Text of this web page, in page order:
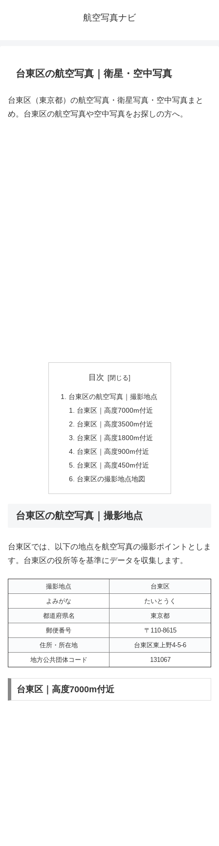
航空写真ナビ
台東区の航空写真｜衛星・空中写真
台東区（東京都）の航空写真・衛星写真・空中写真まと
め。台東区の航空写真や空中写真をお探しの方へ。
目次
台東区の航空写真｜撮影地点
台東区｜高度7000m付近
台東区｜高度3500m付近
台東区｜高度1800m付近
台東区｜高度900m付近
台東区｜高度450m付近
台東区の撮影地点地図
台東区の航空写真｜撮影地点
台東区では、以下の地点を航空写真の撮影ポイントとしま
す。台東区の役所等を基準にデータを収集します。
撮影地点
台東区
よみがな
たいとうく
都道府県名
東京都
郵便番号
〒110-8615
住所・所在地
台東区東上野4-5-6
地方公共団体コード
131067
台東区｜高度7000m付近